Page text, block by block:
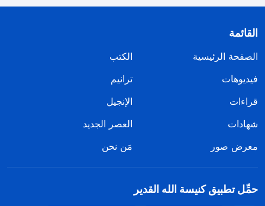
القائمة
الصفحة الرئيسية
الكتب
فيديوهات
ترانيم
قراءات
الإنجيل
شهادات
العصر الجديد
معرض صور
مَن نحن
حمِّل تطبيق كنيسة الله القدير